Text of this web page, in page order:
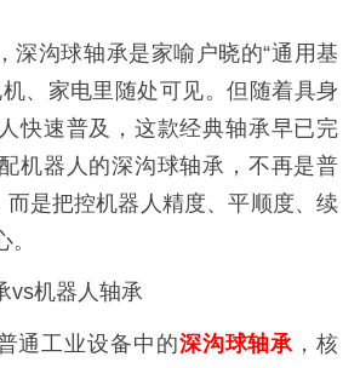
深沟球轴承是家喻户晓的“通用基
、家电里随处可见。但随着具身
快速普及，这款经典轴承早已完
机器人的深沟球轴承，不再是普
而是把控机器人精度、平顺度、续
vs机器人轴承
通工业设备中的深沟球轴承 ，核